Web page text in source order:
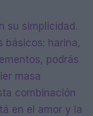
su simplicidad.
básicos: harina,
podrás
masa
combinación
en el amor y la